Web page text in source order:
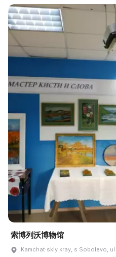
索博列沃博物馆
Kamchat·skiy kray, s Sobolevo,